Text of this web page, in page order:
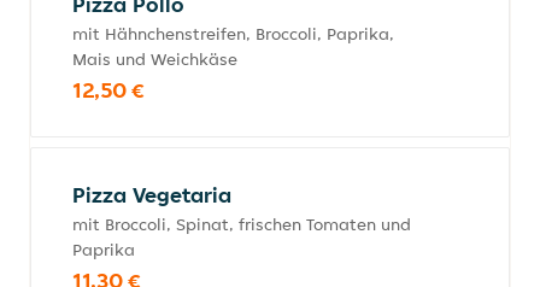
mit Hähnchenstreifen, Broccoli, Paprika,
Mais und Weichkäse
12,50 €
Pizza Vegetaria
mit Broccoli, Spinat, frischen Tomaten und
Paprika
11,30 €